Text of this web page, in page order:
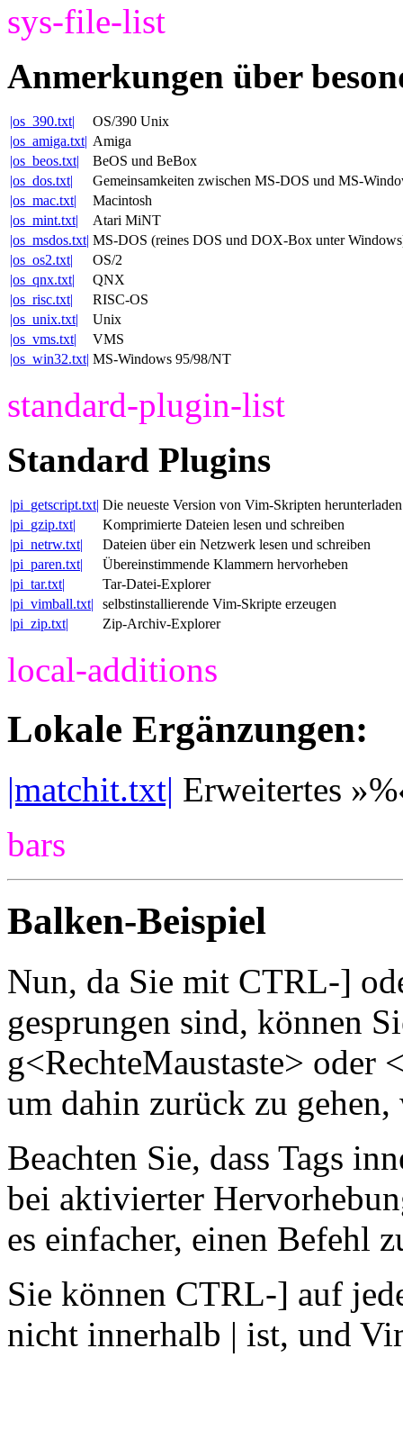
sys-file-list
Anmerkungen über
|os_390.txt|
OS/390 Unix
|os_amiga.txt| Amiga
|os_beos.txt|
BeOS und BeBox
|os_dos.txt|
Gemeinsamkeiten zwischen MS-DOS und MS-
|os_mac.txt|
Macintosh
|os_mint.txt|
Atari MiNT
|os_msdos.txt| MS-DOS (reines DOS und DOX-Box unter
|os_os2.txt|
OS/2
|os_qnx.txt|
QNX
|os_risc.txt|
RISC-OS
|os_unix.txt|
Unix
|os_vms.txt|
VMS
|os_win32.txt| MS-Windows 95/98/NT
standard-plugin-list
Standard Plugins
|pi_getscript.txt| Die neueste Version von Vim-Skripten herunterladen
|pi_gzip.txt|
Komprimierte Dateien lesen und schreiben
|pi_netrw.txt|
Dateien über ein Netzwerk lesen und schreiben
|pi_paren.txt|
Übereinstimmende Klammern hervorheben
|pi_tar.txt|
Tar-Datei-Explorer
|pi_vimball.txt|
selbstinstallierende Vim-Skripte erzeugen
|pi_zip.txt|
Zip-Archiv-Explorer
local-additions
Lokale Ergänzungen:
|matchit.txt| Erweitertes
bars
Balken-Beispiel
Nun, da Sie mit CTRL-]
gesprungen sind, können
g<RechteMaustaste> oder
um dahin zurück zu gehen,
Beachten Sie, dass Tags
bei aktivierter
es einfacher, einen Befehl
Sie können CTRL-] auf
nicht innerhalb | ist, und